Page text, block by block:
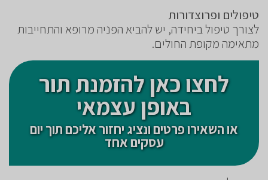
טיפולים ופרוצדורות
לצורך טיפול ביחידה, יש להביא הפניה מרופא והתחייבות
מתאימה מקופת החולים.
לחצו כאן להזמנת תור
באופן עצמאי
או השאירו פרטים ונציג יחזור אליכם תוך יום
עסקים אחד